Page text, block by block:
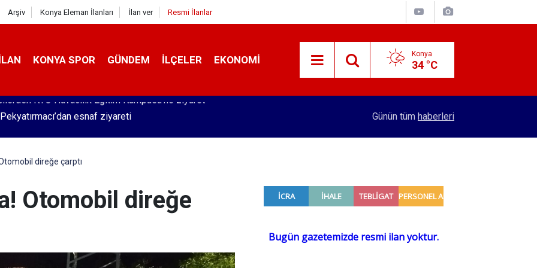
Arşiv Konya Eleman İlanları İlan ver Resmi İlanlar
KONYA SPOR GÜNDEM İLÇELER EKONOMI Konya
34 °C
esnaf ziyareti Konyalı patron 70 bin TL maaşla personel
Günün tüm haberleri
direğe çarptı
Otomobil direğe